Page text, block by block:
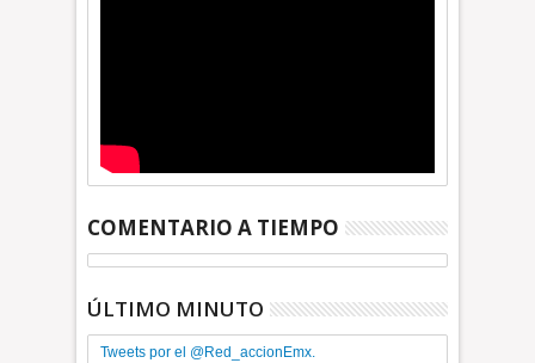
COMENTARIO A TIEMPO
ÚLTIMO MINUTO
Tweets por el @Red_accionEmx.